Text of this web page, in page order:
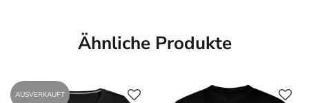
Ähnliche Produkte
AUSVERKAUFT